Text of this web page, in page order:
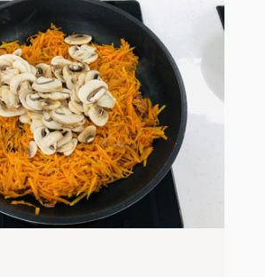
，將炒過的食材鋪於烤盤底